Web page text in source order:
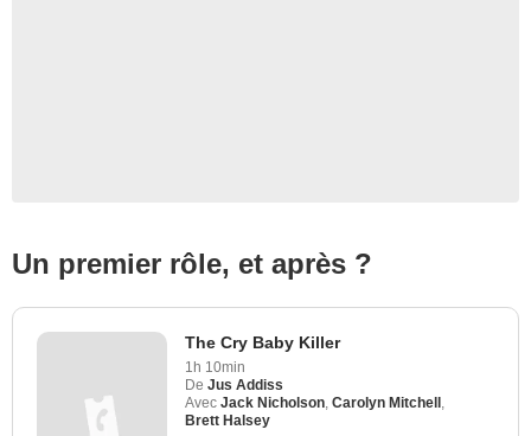
Un premier rôle, et après ?
The Cry Baby Killer
1h 10min
De Jus Addiss
Avec Jack Nicholson, Carolyn Mitchell,
Brett Halsey